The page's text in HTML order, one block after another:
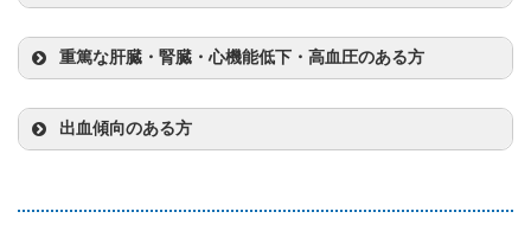
重篤な肝臓・腎臓・心機能低下・高血圧のある方
出血傾向のある方